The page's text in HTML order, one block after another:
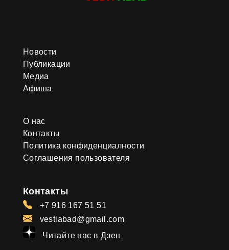
Новости
Публикации
Медиа
Афиша
О нас
Контакты
Политика конфиденциалности
Соглашения пользователя
Контакты
+7 916 167 51 51
vestiabad@gmail.com
Читайте нас в Дзен